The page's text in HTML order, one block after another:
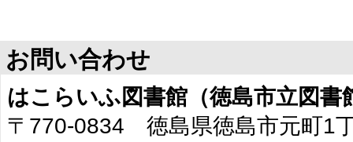
お問い合わせ
はこらいふ図書館（徳島市立図書
〒770-0834 徳島県徳島市元町1